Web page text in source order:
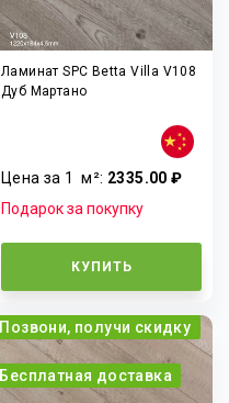
Ламинат SPC Betta Villa V108
Дуб Мартано
Цена за 1м²: 2335.00 ₽
Подарок за покупку
КУПИТЬ
Позвони, получи скидку
Бесплатная доставка